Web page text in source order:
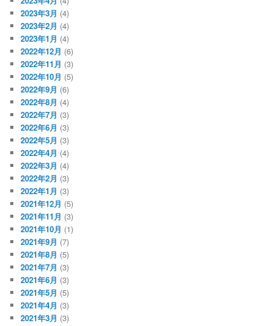
2023年3月 (4)
2023年2月 (4)
2023年1月 (4)
2022年12月 (6)
2022年11月 (3)
2022年10月 (5)
2022年9月 (6)
2022年8月 (4)
2022年7月 (3)
2022年6月 (3)
2022年5月 (3)
2022年4月 (4)
2022年3月 (4)
2022年2月 (3)
2022年1月 (3)
2021年12月 (5)
2021年11月 (3)
2021年10月 (1)
2021年9月 (7)
2021年8月 (5)
2021年7月 (3)
2021年6月 (3)
2021年5月 (5)
2021年4月 (3)
2021年3月 (3)